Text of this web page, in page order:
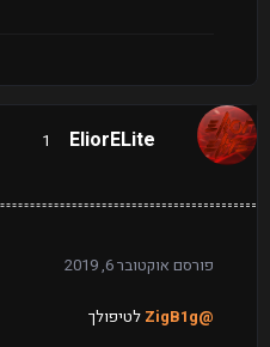
EliorELite
1
פורסם אוקטובר 6, 2019
@ZigB1g לטיפולך